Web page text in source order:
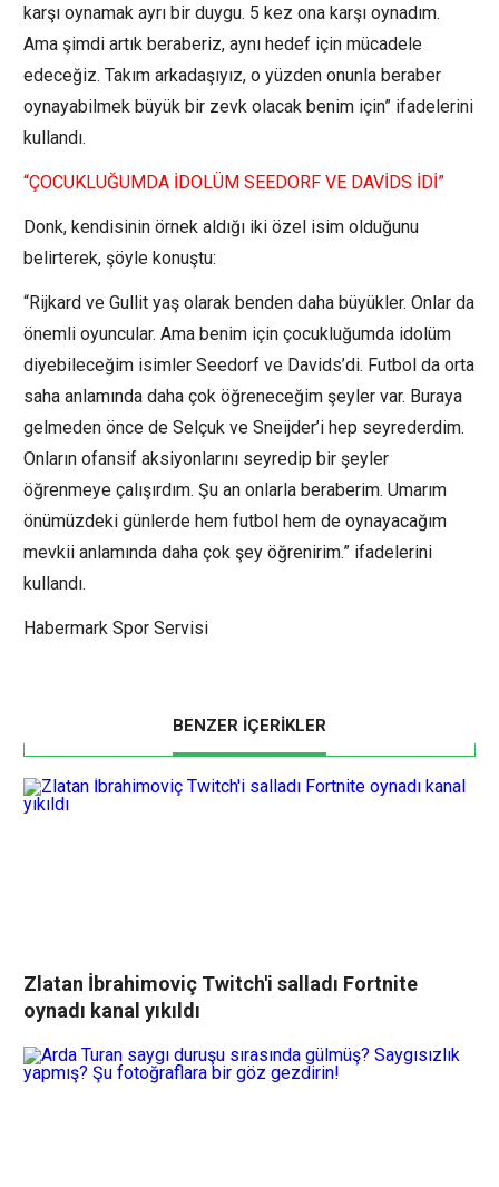
karşı oynamak ayrı bir duygu. 5 kez ona karşı oynadım.
Ama şimdi artık beraberiz, aynı hedef için mücadele
edeceğiz. Takım arkadaşıyız, o yüzden onunla beraber
oynayabilmek büyük bir zevk olacak benim için” ifadelerini
kullandı.
“ÇOCUKLUĞUMDA İDOLÜM SEEDORF VE DAVİDS İDİ”
Donk, kendisinin örnek aldığı iki özel isim olduğunu
belirterek, şöyle konuştu:
“Rijkard ve Gullit yaş olarak benden daha büyükler. Onlar da
önemli oyuncular. Ama benim için çocukluğumda idolüm
diyebileceğim isimler Seedorf ve Davids’di. Futbol da orta
saha anlamında daha çok öğreneceğim şeyler var. Buraya
gelmeden önce de Selçuk ve Sneijder’i hep seyrederdim.
Onların ofansif aksiyonlarını seyredip bir şeyler
öğrenmeye çalışırdım. Şu an onlarla beraberim. Umarım
önümüzdeki günlerde hem futbol hem de oynayacağım
mevkii anlamında daha çok şey öğrenirim.” ifadelerini
kullandı.
Habermark Spor Servisi
BENZER İÇERİKLER
Zlatan İbrahimoviç Twitch'i salladı Fortnite
oynadı kanal yıkıldı